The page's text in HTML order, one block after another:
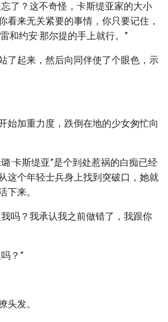
了？这不奇怪，卡斯缇亚家的大小
看来无关紧要的事情，你只要记住，
和约安·那尔提的手上就行。”
了起来，然后向同伴使了个眼色，示
始加重力度，跌倒在地的少女匆忙向
·卡斯缇亚”是个到处惹祸的白痴已经
这个年轻士兵身上找到突破口，她就
下来。
吗？我承认我之前做错了，我跟你
？”
头发。